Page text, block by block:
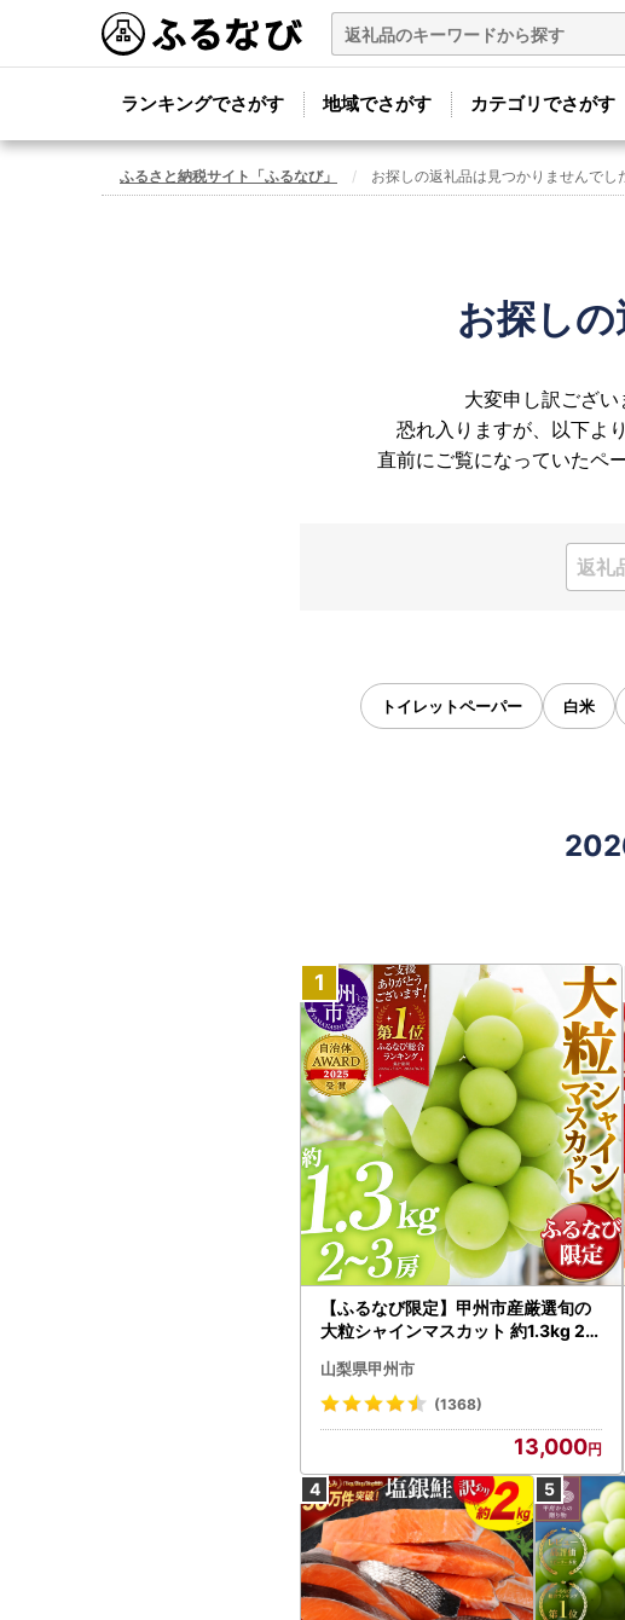
ランキングでさがす 地域でさがす カテゴリでさがす
ふるさと納税サイト「ふるなび」 お探しの返礼品は見つかりませんでし
お探し
大変申し訳ござい
恐れ入りますが、以下よ
直前にご覧になっていたペ
トイレットペーパー 白米
【ふるなび限定】甲州市産厳選旬の
大粒シャインマスカット 約1.3kg 2
472 FN-Limited-VO シャインマス
カット フルーツ
山梨県甲州市
(1368)
13,000